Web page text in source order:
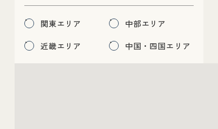
関東エリア
中部エリア
近畿エリア
中国・四国エリア